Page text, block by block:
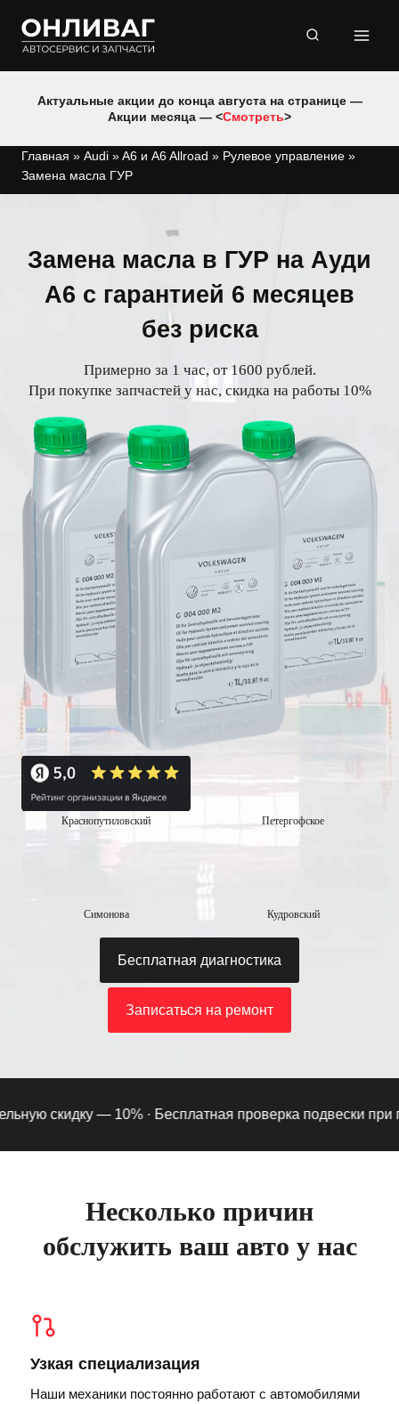
содержимому
Актуальные акции до конца августа на странице —
Акции месяца — <Смотреть>
Главная » Audi »A6 и A6 Allroad » Рулевое управление »
Замена масла ГУР
Замена масла в ГУР на Ауди
А6 с гарантией 6 месяцев
без риска
Примерно за 1 час, от 1600 рублей.
При покупке запчастей у нас, скидка на работы 10%
Краснопутиловский Петергофское
Симонова Кудровский
Бесплатная диагностика
Записаться на ремонт
скидку — 10% ·Бесплатная проверка подвески при
Несколько причин
обслужить ваш авто у нас
Узкая специализация
Наши механики постоянно работают с автомобилями